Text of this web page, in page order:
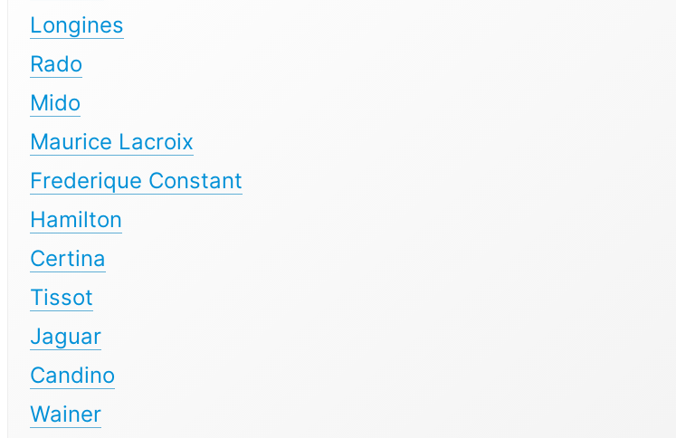
Longines
Rado
Mido
Maurice Lacroix
Frederique Constant
Hamilton
Certina
Tissot
Jaguar
Candino
Wainer